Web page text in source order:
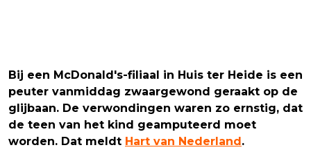
Bij een McDonald's-filiaal in Huis ter Heide is een
peuter vanmiddag zwaargewond geraakt op de
glijbaan. De verwondingen waren zo ernstig, dat
de teen van het kind geamputeerd moet
worden. Dat meldt Hart van Nederland .